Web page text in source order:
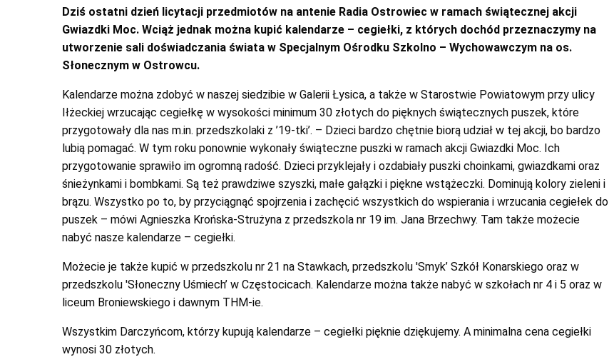
Dziś ostatni dzień licytacji przedmiotów na antenie Radia Ostrowiec w ramach świątecznej akcji
Gwiazdki Moc. Wciąż jednak można kupić kalendarze – cegiełki, z których dochód przeznaczymy na
utworzenie sali doświadczania świata w Specjalnym Ośrodku Szkolno – Wychowawczym na os.
Słonecznym w Ostrowcu.
Kalendarze można zdobyć w naszej siedzibie w Galerii Łysica, a także w Starostwie Powiatowym przy ulicy
Iłżeckiej wrzucając cegiełkę w wysokości minimum 30 złotych do pięknych świątecznych puszek, które
przygotowały dla nas m.in. przedszkolaki z ’19-tki’. – Dzieci bardzo chętnie biorą udział w tej akcji, bo bardzo
lubią pomagać. W tym roku ponownie wykonały świąteczne puszki w ramach akcji Gwiazdki Moc. Ich
przygotowanie sprawiło im ogromną radość. Dzieci przyklejały i ozdabiały puszki choinkami, gwiazdkami oraz
śnieżynkami i bombkami. Są też prawdziwe szyszki, małe gałązki i piękne wstążeczki. Dominują kolory zieleni i
brązu. Wszystko po to, by przyciągnąć spojrzenia i zachęcić wszystkich do wspierania i wrzucania cegiełek do
puszek – mówi Agnieszka Krońska-Strużyna z przedszkola nr 19 im. Jana Brzechwy. Tam także możecie
nabyć nasze kalendarze – cegiełki.
Możecie je także kupić w przedszkolu nr 21 na Stawkach, przedszkolu 'Smyk’ Szkół Konarskiego oraz w
przedszkolu 'Słoneczny Uśmiech’ w Częstocicach. Kalendarze można także nabyć w szkołach nr 4 i 5 oraz w
liceum Broniewskiego i dawnym THM-ie.
Wszystkim Darczyńcom, którzy kupują kalendarze – cegiełki pięknie dziękujemy. A minimalna cena cegiełki
wynosi 30 złotych.